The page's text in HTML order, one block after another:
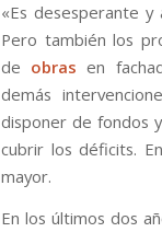
«Es desesperante y
Pero también los
de obrasen
demás
disponer de fondos
cubrir los déficits.
mayor.
En los últimos dos